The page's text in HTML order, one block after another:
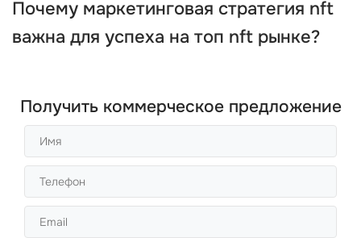
Почему маркетинговая стратегия nft
важна для успеха на топ nft рынке?
Получить коммерческое предложение